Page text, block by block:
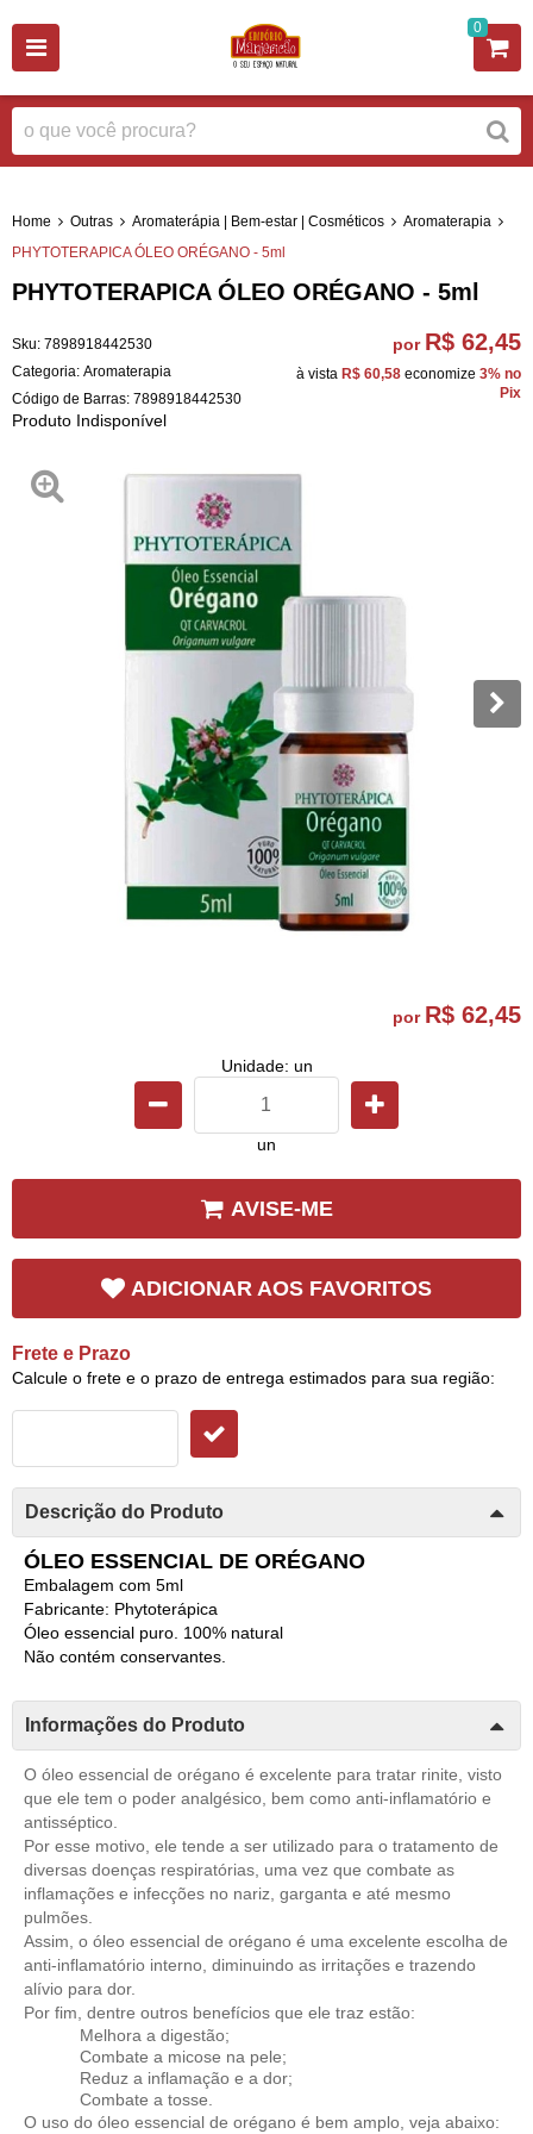
0
Home Outras Aromaterápia | Bem-estar | Cosméticos
Aromaterapia
PHYTOTERAPICA ÓLEO ORÉGANO - 5ml
PHYTOTERAPICA ÓLEO ORÉGANO - 5ml
Sku: 7898918442530
Categoria: Aromaterapia
Código de Barras: 7898918442530
Produto Indisponível
por R$ 62,45
à vista R$ 60,58 economize 3% no
Pix
por R$ 62,45
Unidade: un
un
AVISE-ME
ADICIONAR AOS FAVORITOS
Frete e Prazo
Calcule o frete e o prazo de entrega estimados para sua região:
Descrição do Produto
ÓLEO ESSENCIAL DE ORÉGANO
Embalagem com 5ml
Fabricante: Phytoterápica
Óleo essencial puro. 100% natural
Não contém conservantes.
Informações do Produto
O óleo essencial de orégano é excelente para tratar rinite, visto
que ele tem o poder analgésico, bem como anti-inflamatório e
antisséptico.
Por esse motivo, ele tende a ser utilizado para o tratamento de
diversas doenças respiratórias, uma vez que combate as
inflamações e infecções no nariz, garganta e até mesmo
pulmões.
Assim, o óleo essencial de orégano é uma excelente escolha de
anti-inflamatório interno, diminuindo as irritações e trazendo
alívio para dor.
Por fim, dentre outros benefícios que ele traz estão:
Melhora a digestão;
Combate a micose na pele;
Reduz a inflamação e a dor;
Combate a tosse.
O uso do óleo essencial de orégano é bem amplo, veja abaixo: